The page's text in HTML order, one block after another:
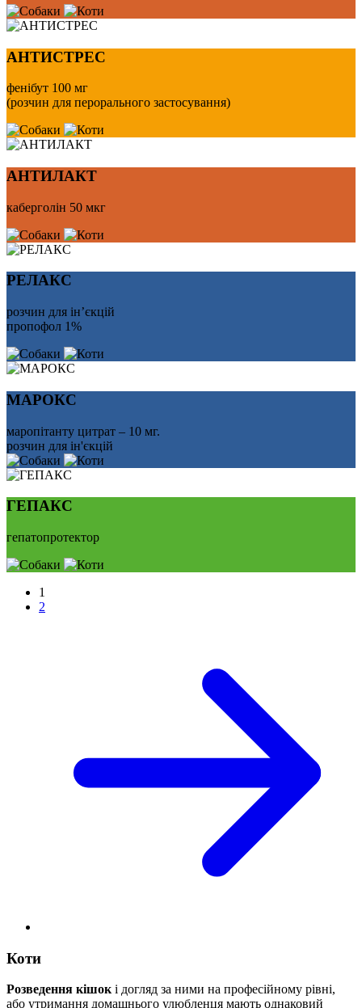
АНТИСТРЕС
фенібут 100 мг
(розчин для перорального застосування)
АНТИЛАКТ
каберголін 50 мкг
РЕЛАКС
розчин для ін’єкцій
пропофол 1%
МАРОКС
маропітанту цитрат – 10 мг.
розчин для ін'єкцій
ГЕПАКС
гепатопротектор
1
2
Коти
Розведення кішокі догляд за ними на професійному рівні,
або утримання домашнього улюбленця мають однаковий